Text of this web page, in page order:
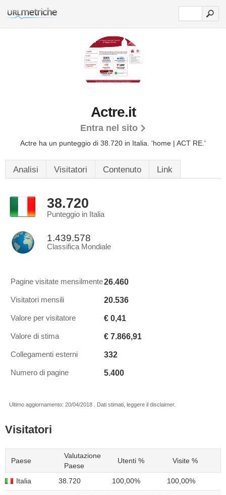
Actre.it
Entra nel sito
Actre ha un punteggio di 38.720 in Italia. 'home | ACT RE.'
Analisi Visitatori Contenuto Link
38.720
Punteggio in Italia
1.439.578
Classifica Mondiale
Pagine visitate mensilmente26.460
Visitatori mensili 20.536
Valore per visitatore € 0,41
Valore di stima € 7.866,91
Collegamenti esterni 332
Numero di pagine 5.400
Ultimo aggiornamento: 20/04/2018 . Dati stimati, leggere il disclaimer.
Visitatori
Paese
Valutazione
Paese
Utenti % Visite %
Italia 38.720 100,00% 100,00%